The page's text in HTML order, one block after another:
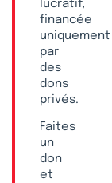
lucratif,
financée
uniquement
par
des
dons
privés.
Faites
un
don
et